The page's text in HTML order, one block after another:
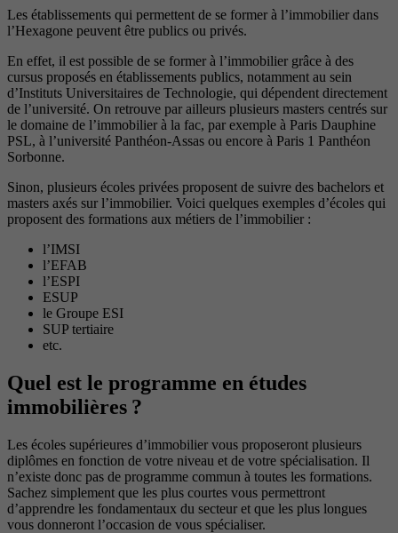
Les établissements qui permettent de se former à l’immobilier dans
l’Hexagone peuvent être publics ou privés.
En effet, il est possible de se former à l’immobilier grâce à des
cursus proposés en établissements publics, notamment au sein
d’Instituts Universitaires de Technologie, qui dépendent directement
de l’université. On retrouve par ailleurs plusieurs masters centrés sur
le domaine de l’immobilier à la fac, par exemple à Paris Dauphine
PSL, à l’université Panthéon-Assas ou encore à Paris 1 Panthéon
Sorbonne.
Sinon, plusieurs écoles privées proposent de suivre des bachelors et
masters axés sur l’immobilier. Voici quelques exemples d’écoles qui
proposent des formations aux métiers de l’immobilier :
l’IMSI
l’EFAB
l’ESPI
ESUP
le Groupe ESI
SUP tertiaire
etc.
Quel est le programme en études
immobilières ?
Les écoles supérieures d’immobilier vous proposeront plusieurs
diplômes en fonction de votre niveau et de votre spécialisation. Il
n’existe donc pas de programme commun à toutes les formations.
Sachez simplement que les plus courtes vous permettront
d’apprendre les fondamentaux du secteur et que les plus longues
vous donneront l’occasion de vous spécialiser.